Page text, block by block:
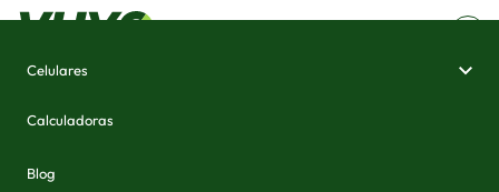
Celulares
Calculadoras
Blog